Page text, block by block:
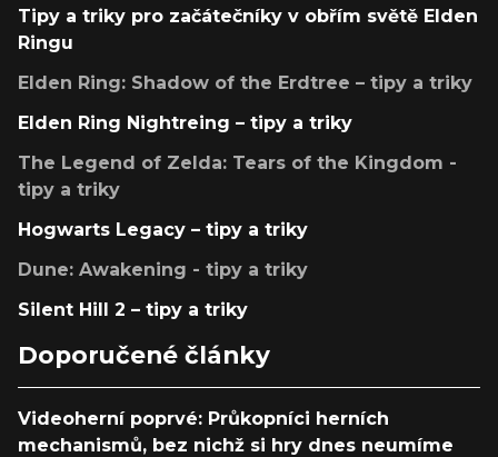
Tipy a triky pro začátečníky v obřím světě Elden
Ringu
Elden Ring: Shadow of the Erdtree – tipy a triky
Elden Ring Nightreing – tipy a triky
The Legend of Zelda: Tears of the Kingdom -
tipy a triky
Hogwarts Legacy – tipy a triky
Dune: Awakening - tipy a triky
Silent Hill 2 – tipy a triky
Doporučené články
Videoherní poprvé: Průkopníci herních
mechanismů, bez nichž si hry dnes neumíme